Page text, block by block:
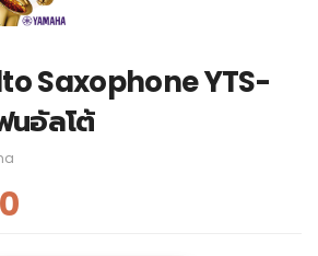
Saxophone YTS-
นอัลโต้